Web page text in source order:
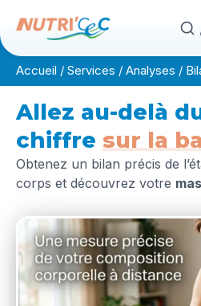
Accueil / Services / Analyses /
Allez au-delà
chiffre sur la
Obtenez un bilan précis de
corps et découvrez votre